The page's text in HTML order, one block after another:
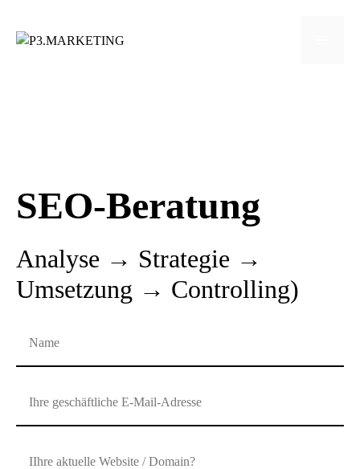
springen
SEO-Beratung
Analyse → Strategie →
Umsetzung → Controlling)